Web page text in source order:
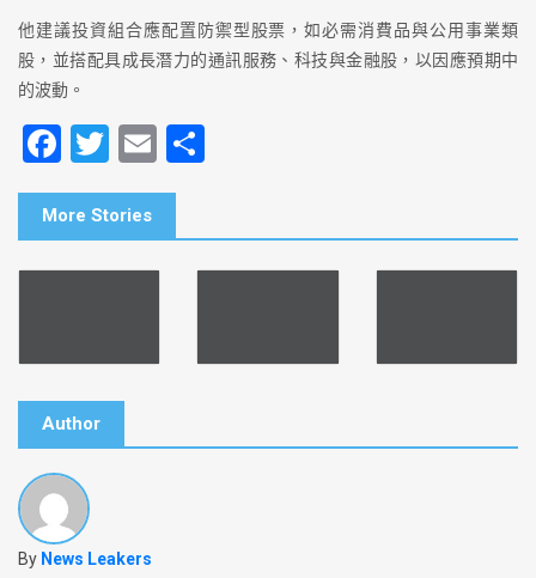
他建議投資組合應配置防禦型股票，如必需消費品與公用事業類
股，並搭配具成長潛力的通訊服務、科技與金融股，以因應預期中
的波動。
F
a
c
e
o
k
T
wi
tt
er
E
m
l
e
More Stories
Author
By News Leakers